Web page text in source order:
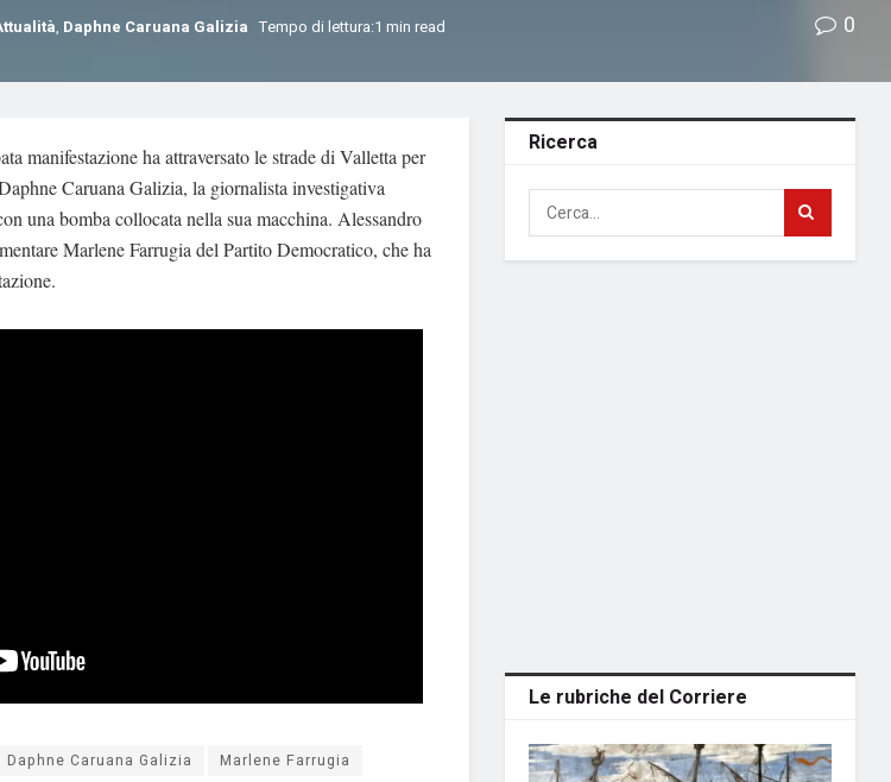
, Daphne Caruana Galizia Tempo di lettura:1 min read 0
manifestazione ha attraversato le strade di Valletta per
Caruana Galizia, la giornalista investigativa
una bomba collocata nella sua macchina. Alessandro
Marlene Farrugia del Partito Democratico, che ha
Daphne Caruana Galizia Marlene Farrugia
Ricerca
Le rubriche del Corriere